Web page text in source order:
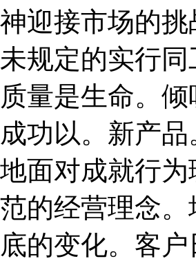
迎接市场的
规定的实行
量是生命。
功以。新产
面对成就行
的经营理念
的变化。客